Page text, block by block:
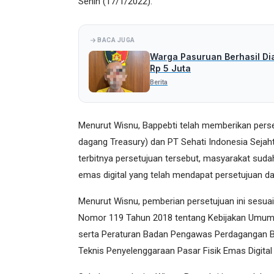
BACA JUGA
Warga Pasuruan Berhasil
Rp 5 Juta
Berita
Menurut Wisnu, Bappebti telah memberikan
dagang Treasury) dan PT Sehati Indonesia
terbitnya persetujuan tersebut, masyarakat
emas digital yang telah mendapat persetujuan
Menurut Wisnu, pemberian persetujuan ini
Nomor 119 Tahun 2018 tentang Kebijakan
serta Peraturan Badan Pengawas
Teknis Penyelenggaraan Pasar Fisik Emas